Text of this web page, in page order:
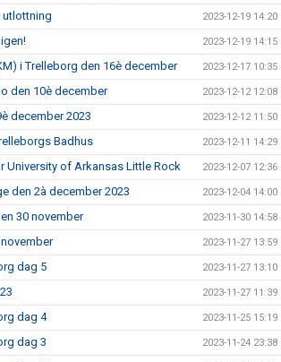
utlottning 2023-12-19 14:20
2023-12-19 14:15
i Trelleborg den 16è december 2023-12-17 10:35
den 10è december 2023-12-12 12:08
december 2023 2023-12-12 11:50
Badhus 2023-12-11 14:29
University of Arkansas Little Rock 2023-12-07 12:36
den 2à december 2023 2023-12-04 14:00
30 november 2023-11-30 14:58
2023-11-27 13:59
dag 5 2023-11-27 13:10
2023-11-27 11:39
dag 4 2023-11-25 15:19
dag 3 2023-11-24 23:38